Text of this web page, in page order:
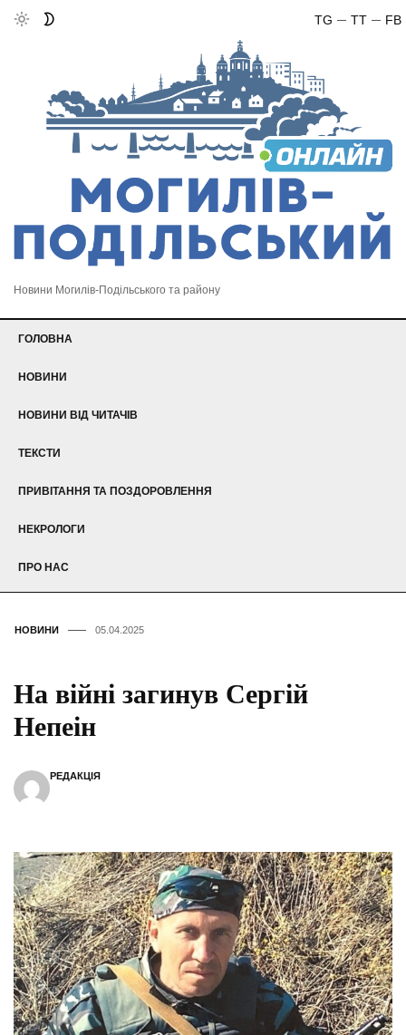
FB
TT
TG
Новини Могилів-Подільського та району
ГОЛОВНА
НОВИНИ
НОВИНИ ВІД ЧИТАЧІВ
ТЕКСТИ
ПРИВІТАННЯ ТА ПОЗДОРОВЛЕННЯ
НЕКРОЛОГИ
ПРО НАС
НОВИНИ 05.04.2025
На війні загинув Сергій
Непеін
РЕДАКЦІЯ